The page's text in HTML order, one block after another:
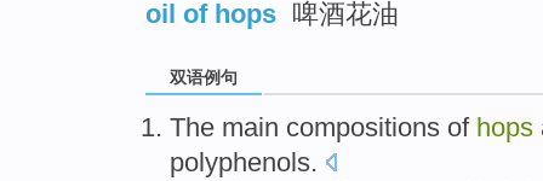
oil of hops 啤酒花油
双语例句
The main compositions of hops
polyphenols.